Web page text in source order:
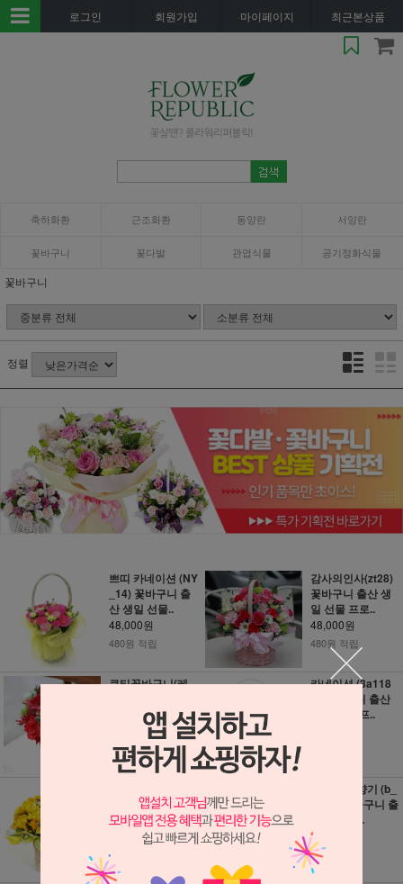
로그인 회원가입 마이페이지 최근본상품
축하화환 근조화환 동양란 서양란
꽃바구니 꽃다발 관엽식물 공기정화식물
꽃바구니
정렬
쁘띠 카네이션 (NY
_14) 꽃바구니 출
산 생일 선물..
48,000원
480원 적립
감사의인사(zt28)
꽃바구니 출산 생
일 선물 프로..
48,000원
480원 적립
큐티꽃바구니(레
바구니 출산 생..
48,000원
480원 적립
카네이션 (3a118
8) 꽃바구니 출산
생일 선물 프..
-121) 꽃바구니 출
산 생일 선..
48,000원
480원 적립
후리지아 향기 (b_
0112) 꽃바구니 출
산 생일 선..
48,000원
480원 적립